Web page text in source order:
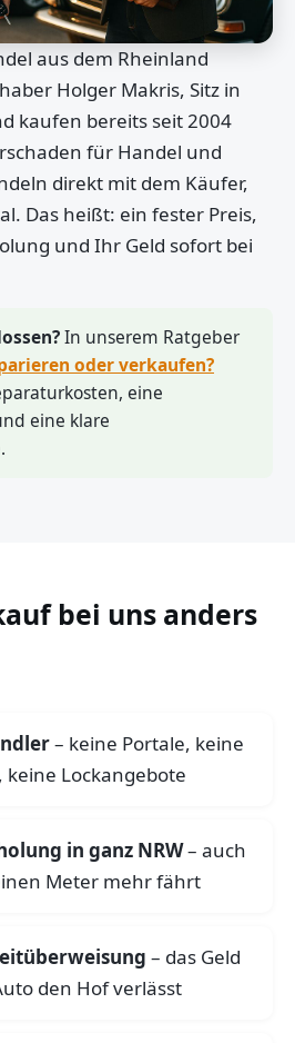
aus dem Rheinland
Holger Makris, Sitz in
kaufen bereits seit 2004
für Handel und
direkt mit dem Käufer,
Das heißt: ein fester Preis,
und Ihr Geld sofort bei
In unserem Ratgeber
oder verkaufen?
eine
eine klare
bei uns anders
– keine Portale, keine
Lockangebote
in ganz NRW– auch
Meter mehr fährt
– das Geld
den Hof verlässt